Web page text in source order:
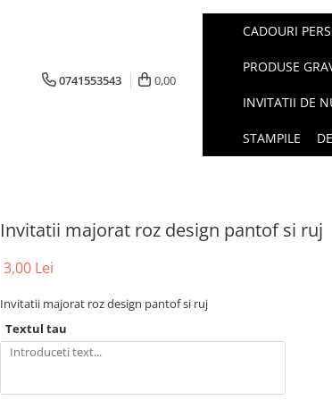
0741553543 0,00
CADOURI
PRODUSE
INVITATII DE
STAMPILE
Invitatii majorat roz design pantof si ruj
3,00 Lei
Invitatii majorat roz design pantof si ruj
Textul tau